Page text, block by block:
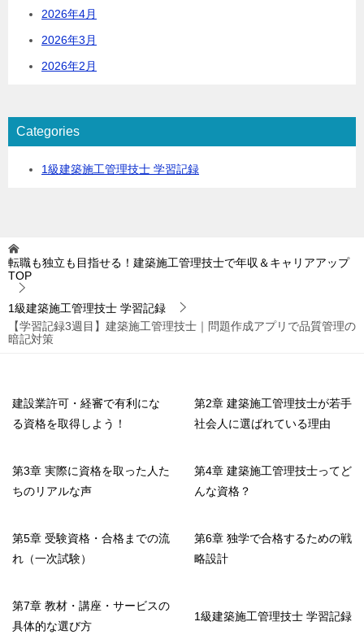
2026年4月
2026年3月
2026年2月
Categories
1級建築施工管理技士 学習記録
転職も独立も目指せる！建築施工管理技士で年収＆キャリアアップ
TOP
1級建築施工管理技士 学習記録
【学習記録3週目】建築施工管理技士｜問題作成アプリで品質管理の
暗記対策
建設業許可・経審で有利にな
る資格を取得しよう！
第2章 建築施工管理技士が若手
社会人に選ばれている理由
第3章 実際に資格を取った人た
ちのリアルな声
第4章 建築施工管理技士ってど
んな資格？
第5章 受験資格・合格までの流
れ（一次試験）
第6章 独学で合格するための戦
略設計
第7章 教材・講座・サービスの
具体的な選び方
1級建築施工管理技士 学習記録